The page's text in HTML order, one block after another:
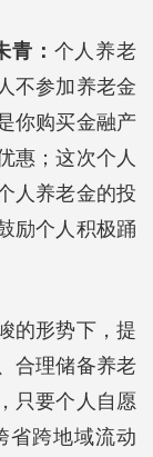
青： 个人养老
不参加养老金
你购买金融产
惠；这次个人
人养老金的投
励个人积极踊
的形势下，提
合理储备养老
只要个人自愿
省跨地域流动